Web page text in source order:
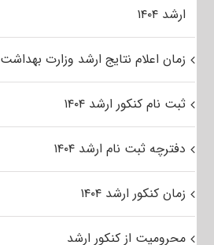
ارشد ۱۴۰۴
زمان اعلام نتایج ارشد وزارت بهداشت ۱۴۰۳
ثبت نام کنکور ارشد ۱۴۰۴
دفترچه ثبت نام ارشد ۱۴۰۴
زمان کنکور ارشد ۱۴۰۴
محرومیت از کنکور ارشد